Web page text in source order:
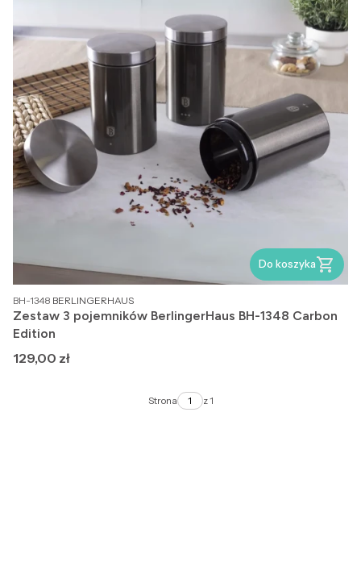
Do koszyka
BH-1348 PRODUCENT
BERLINGERHAUS
Zestaw 3 pojemników BerlingerHaus BH-1348 Carbon
Edition
Cena
129,00 zł
Strona z 1